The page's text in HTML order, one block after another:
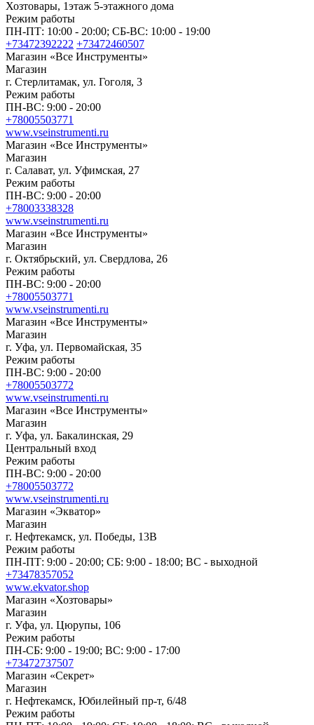
Хозтовары, 1этаж 5-этажного дома
Режим работы
ПН-ПТ: 10:00 - 20:00; СБ-ВС: 10:00 - 19:00
+73472392222 +73472460507
Магазин «Все Инструменты»
Магазин
г. Стерлитамак, ул. Гоголя, 3
Режим работы
ПН-ВС: 9:00 - 20:00
+78005503771
www.vseinstrumenti.ru
Магазин «Все Инструменты»
Магазин
г. Салават, ул. Уфимская, 27
Режим работы
ПН-ВС: 9:00 - 20:00
+78003338328
www.vseinstrumenti.ru
Магазин «Все Инструменты»
Магазин
г. Октябрьский, ул. Свердлова, 26
Режим работы
ПН-ВС: 9:00 - 20:00
+78005503771
www.vseinstrumenti.ru
Магазин «Все Инструменты»
Магазин
г. Уфа, ул. Первомайская, 35
Режим работы
ПН-ВС: 9:00 - 20:00
+78005503772
www.vseinstrumenti.ru
Магазин «Все Инструменты»
Магазин
г. Уфа, ул. Бакалинская, 29
Центральный вход
Режим работы
ПН-ВС: 9:00 - 20:00
+78005503772
www.vseinstrumenti.ru
Магазин «Экватор»
Магазин
г. Нефтекамск, ул. Победы, 13В
Режим работы
ПН-ПТ: 9:00 - 20:00; СБ: 9:00 - 18:00; ВС - выходной
+73478357052
www.ekvator.shop
Магазин «Хозтовары»
Магазин
г. Уфа, ул. Цюрупы, 106
Режим работы
ПН-СБ: 9:00 - 19:00; ВС: 9:00 - 17:00
+73472737507
Магазин «Секрет»
Магазин
г. Нефтекамск, Юбилейный пр-т, 6/48
Режим работы